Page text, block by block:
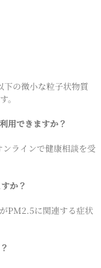
の微小な粒子状物質
。
用できますか？
ラインで健康相談を受
か？
PM2.5に関連する症状